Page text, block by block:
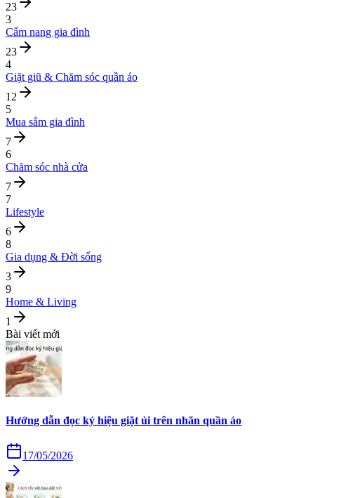
23
3
Cẩm nang gia đình
23
4
Giặt giũ & Chăm sóc quần áo
12
5
Mua sắm gia đình
7
6
Chăm sóc nhà cửa
7
7
Lifestyle
6
8
Gia dụng & Đời sống
3
9
Home & Living
1
Bài viết mới
Hướng dẫn đọc ký hiệu giặt ủi trên nhãn quần áo
17/05/2026